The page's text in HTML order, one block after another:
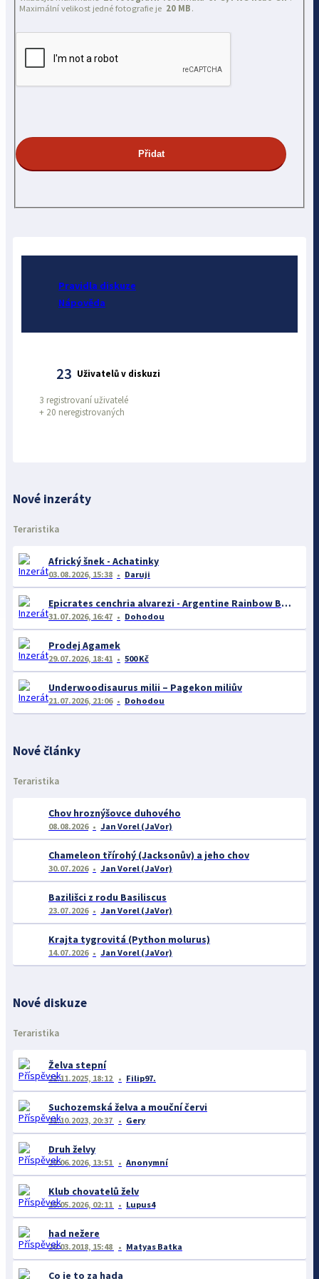
Maximální velikost jedné fotografie je 20 MB .
Pravidla diskuze
Nápověda
23 Uživatelů v diskuzi
3 registrovaní uživatelé
+ 20 neregistrovaných
Nové inzeráty
Teraristika
Africký šnek - Achatinky
03.08.2026, 15:38 Daruji
Epicrates cenchria alvarezi - Argentine Rainbow Boa
31.07.2026, 16:47 Dohodou
Prodej Agamek
29.07.2026, 18:41 500 Kč
Underwoodisaurus milii – Pagekon miliův
21.07.2026, 21:06 Dohodou
Nové články
Teraristika
Chov hroznýšovce duhového
08.08.2026 Jan Vorel (JaVor)
Chameleon třírohý (Jacksonův) a jeho chov
30.07.2026 Jan Vorel (JaVor)
Bazilišci z rodu Basiliscus
23.07.2026 Jan Vorel (JaVor)
Krajta tygrovitá (Python molurus)
14.07.2026 Jan Vorel (JaVor)
Nové diskuze
Teraristika
Želva stepní
22.11.2025, 18:12 Filip97.
Suchozemská želva a mouční červi
11.10.2023, 20:37 Gery
Druh želvy
29.06.2026, 13:51 Anonymní
Klub chovatelů želv
15.05.2026, 02:11 Lupus4
had nežere
26.03.2018, 15:48 Matyas Batka
Co je to za hada